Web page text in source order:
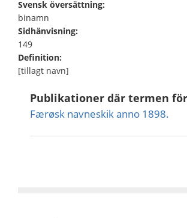
Svensk översättning:
binamn
Sidhänvisning:
149
Definition:
[tillagt navn]
Publikationer där termen
Færøsk navneskik anno 1898.